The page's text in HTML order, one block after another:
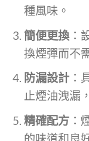
種風味。
簡便更換：
換煙彈而不
防漏設計：
止煙油洩漏
精確配方：
的味道和良